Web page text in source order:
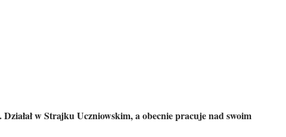
w Strajku Uczniowskim, a obecnie pracuje nad swoim